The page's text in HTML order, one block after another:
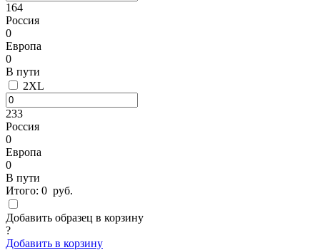
164
Россия
0
Европа
0
В пути
2XL
233
Россия
0
Европа
0
В пути
Итого: 0 руб.
Добавить образец в корзину
?
Добавить в корзину